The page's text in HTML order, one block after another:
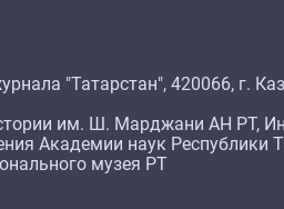
"Татарстан", 420066, г.
им. Ш. Марджани АН РТ,
Академии наук Республики
музея РТ